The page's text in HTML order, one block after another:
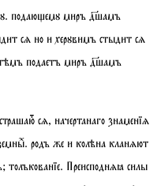
подаюемꙋ миръ дшамъ
сѧ но и херꙋвимъ стыдит сѧ
тѣмъ подаетъ миръ дшамъ
сѧ, начертанаго знаменїѧ
родъ же и колѣна кланѧют
толъкованїе. Преисподнѧꙗ силы